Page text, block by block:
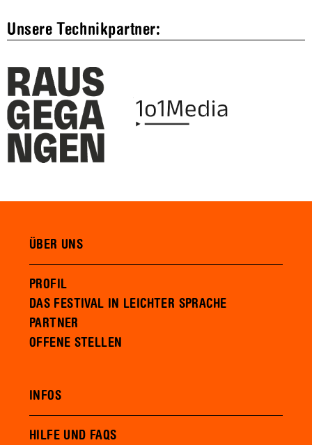
Unsere Technikpartner:
ÜBER UNS
PROFIL
DAS FESTIVAL IN LEICHTER SPRACHE
PARTNER
OFFENE STELLEN
INFOS
HILFE UND FAQS